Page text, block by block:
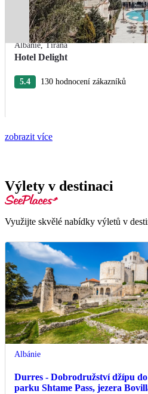
Albánie,Tirana
Hotel Delight
5.4 130 hodnocení zákazníků
zobrazit více
Výlety v destinaci
Využijte skvělé nabídky výletů v
Albánie
Durres - Dobrodružství džípu
parku Shtame Pass, jezera